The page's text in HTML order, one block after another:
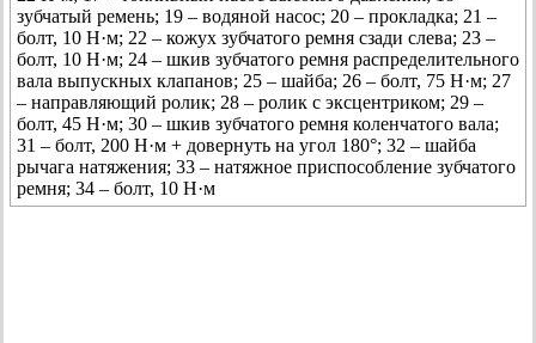
зубчатый ремень; 19 – водяной насос; 20 – прокладка; 21 –
болт, 10 Н·м; 22 – кожух зубчатого ремня сзади слева; 23 –
болт, 10 Н·м; 24 – шкив зубчатого ремня распределительного
вала выпускных клапанов; 25 – шайба; 26 – болт, 75 Н·м; 27
– направляющий ролик; 28 – ролик с эксцентриком; 29 –
болт, 45 Н·м; 30 – шкив зубчатого ремня коленчатого вала;
31 – болт, 200 Н·м + довернуть на угол 180°; 32 – шайба
рычага натяжения; 33 – натяжное приспособление зубчатого
ремня; 34 – болт, 10 Н·м